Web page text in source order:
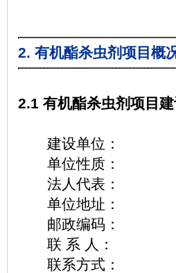
2. 有机酯杀虫剂项目概
2.1 有机酯杀虫剂项目
建设单位：
单位性质：
法人代表：
单位地址：
邮政编码：
联 系 人：
联系方式：